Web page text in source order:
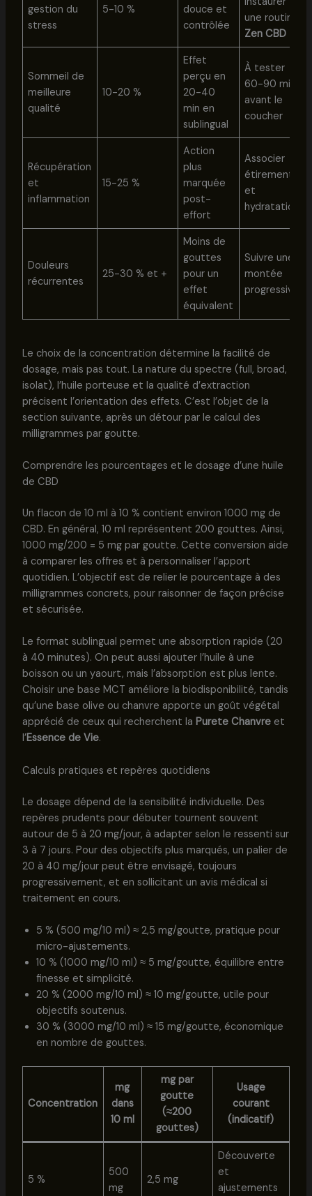
gestion du
stress
5-10 %
douce et
contrôlée
une routine
Zen CBD
Sommeil de
meilleure
qualité
10-20 %
Effet
perçu en
20-40
min en
sublingual
À tester
60-90 min
avant le
coucher
Récupération
et
inflammation
15-25 %
Action
plus
marquée
post-
effort
Associer
étirements
et
hydratation
Douleurs
récurrentes
25-30 % et +
Moins de
gouttes
pour un
effet
équivalent
Suivre une
montée
progressive
Le choix de la concentration détermine la facilité de
dosage, mais pas tout. La nature du spectre (full, broad,
isolat), l’huile porteuse et la qualité d’extraction
précisent l’orientation des effets. C’est l’objet de la
section suivante, après un détour par le calcul des
milligrammes par goutte.
Comprendre les pourcentages et le dosage d’une huile
de CBD
Un flacon de 10 ml à 10 % contient environ 1000 mg de
CBD. En général, 10 ml représentent 200 gouttes. Ainsi,
1000 mg/200 = 5 mg par goutte. Cette conversion aide
à comparer les offres et à personnaliser l’apport
quotidien. L’objectif est de relier le pourcentage à des
milligrammes concrets, pour raisonner de façon précise
et sécurisée.
Le format sublingual permet une absorption rapide (20
à 40 minutes). On peut aussi ajouter l’huile à une
boisson ou un yaourt, mais l’absorption est plus lente.
Choisir une base MCT améliore la biodisponibilité, tandis
qu’une base olive ou chanvre apporte un goût végétal
apprécié de ceux qui recherchent la Purete Chanvreet
l’Essence de Vie.
Calculs pratiques et repères quotidiens
Le dosage dépend de la sensibilité individuelle. Des
repères prudents pour débuter tournent souvent
autour de 5 à 20 mg/jour, à adapter selon le ressenti sur
3 à 7 jours. Pour des objectifs plus marqués, un palier de
20 à 40 mg/jour peut être envisagé, toujours
progressivement, et en sollicitant un avis médical si
traitement en cours.
5 % (500 mg/10 ml) ≈ 2,5 mg/goutte, pratique pour
micro-ajustements.
10 % (1000 mg/10 ml) ≈ 5 mg/goutte, équilibre entre
finesse et simplicité.
20 % (2000 mg/10 ml) ≈ 10 mg/goutte, utile pour
objectifs soutenus.
30 % (3000 mg/10 ml) ≈ 15 mg/goutte, économique
en nombre de gouttes.
Concentration
mg
dans
10 ml
mg par
goutte
(≈200
gouttes)
Usage
courant
(indicatif)
5 %
500
mg
2,5 mg
Découverte
et
ajustements